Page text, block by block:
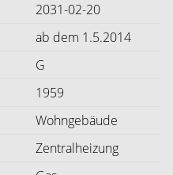
2031-02-20
ab dem 1.5.2014
G
1959
Wohngebäude
Zentralheizung